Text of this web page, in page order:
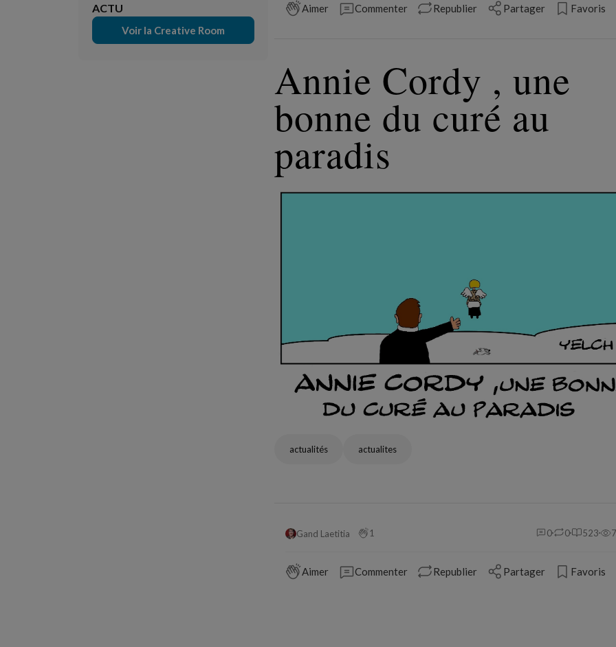
ACTU
Voir la Creative Room
Aimer Commenter Republier Partager Favoris
Annie Cordy , une
bonne du curé au
paradis
actualités actualites
Gand Laetitia 1 0 0 523
Aimer Commenter Republier Partager Favoris